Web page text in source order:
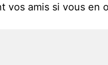
vos amis si vous en